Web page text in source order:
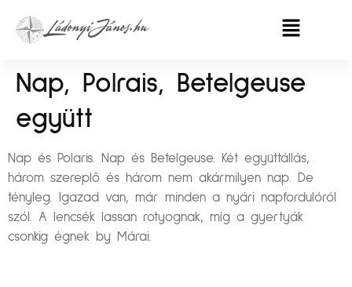
Nap, Polrais, Betelgeuse
együtt
Nap és Polaris. Nap és Betelgeuse. Két együttállás,
három szereplő és három nem akármilyen nap. De
tényleg. Igazad van, már minden a nyári napfordulóról
szól. A lencsék lassan rotyognak, míg a gyertyák
csonkig égnek by Márai.